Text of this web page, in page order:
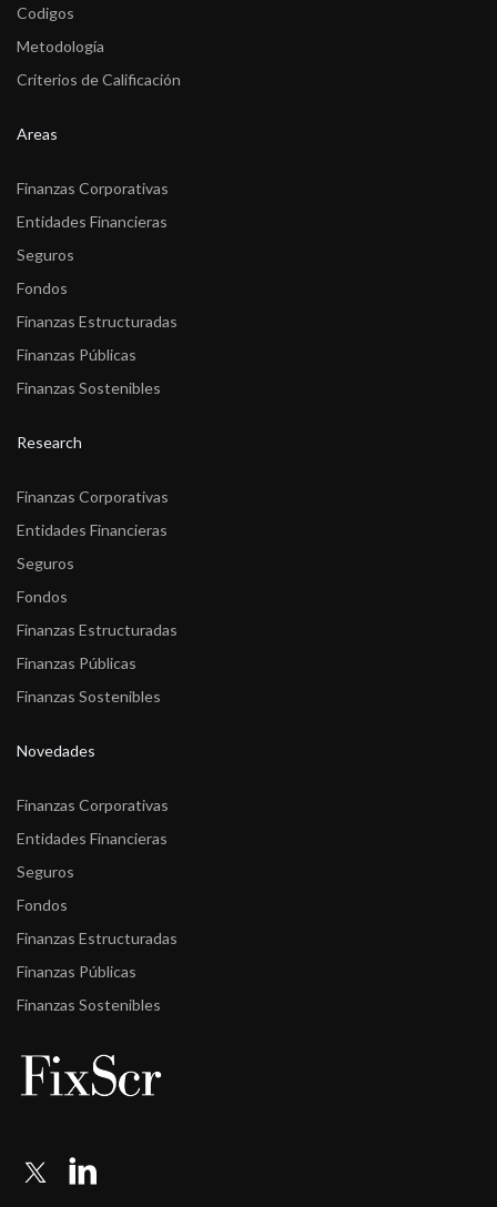
Codigos
Metodología
Criterios de Calificación
Areas
Finanzas Corporativas
Entidades Financieras
Seguros
Fondos
Finanzas Estructuradas
Finanzas Públicas
Finanzas Sostenibles
Research
Finanzas Corporativas
Entidades Financieras
Seguros
Fondos
Finanzas Estructuradas
Finanzas Públicas
Finanzas Sostenibles
Novedades
Finanzas Corporativas
Entidades Financieras
Seguros
Fondos
Finanzas Estructuradas
Finanzas Públicas
Finanzas Sostenibles